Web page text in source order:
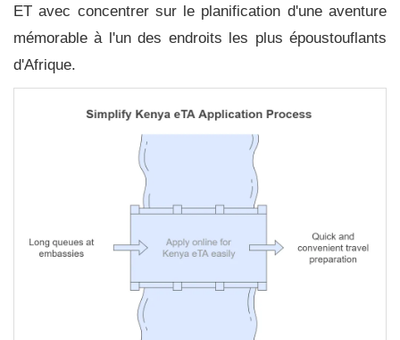
ET avec concentrer sur le planification d'une aventure
mémorable à l'un des endroits les plus époustouflants
d'Afrique.